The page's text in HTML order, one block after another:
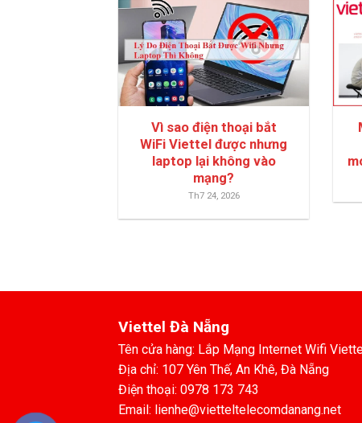
Vì sao điện thoại bắt
WiFi Viettel được nhưng
laptop lại không vào
mạng?
Th7 24, 2026
Viettel Đà Nẵng
Tên cửa hàng: Lắp Mạng Internet Wifi
Địa chỉ: 107 Yên Thế, An Khê, Đà Nẵng
Điện thoại: 0978 173 743
Email: lienhe@vietteltelecomdanang.net